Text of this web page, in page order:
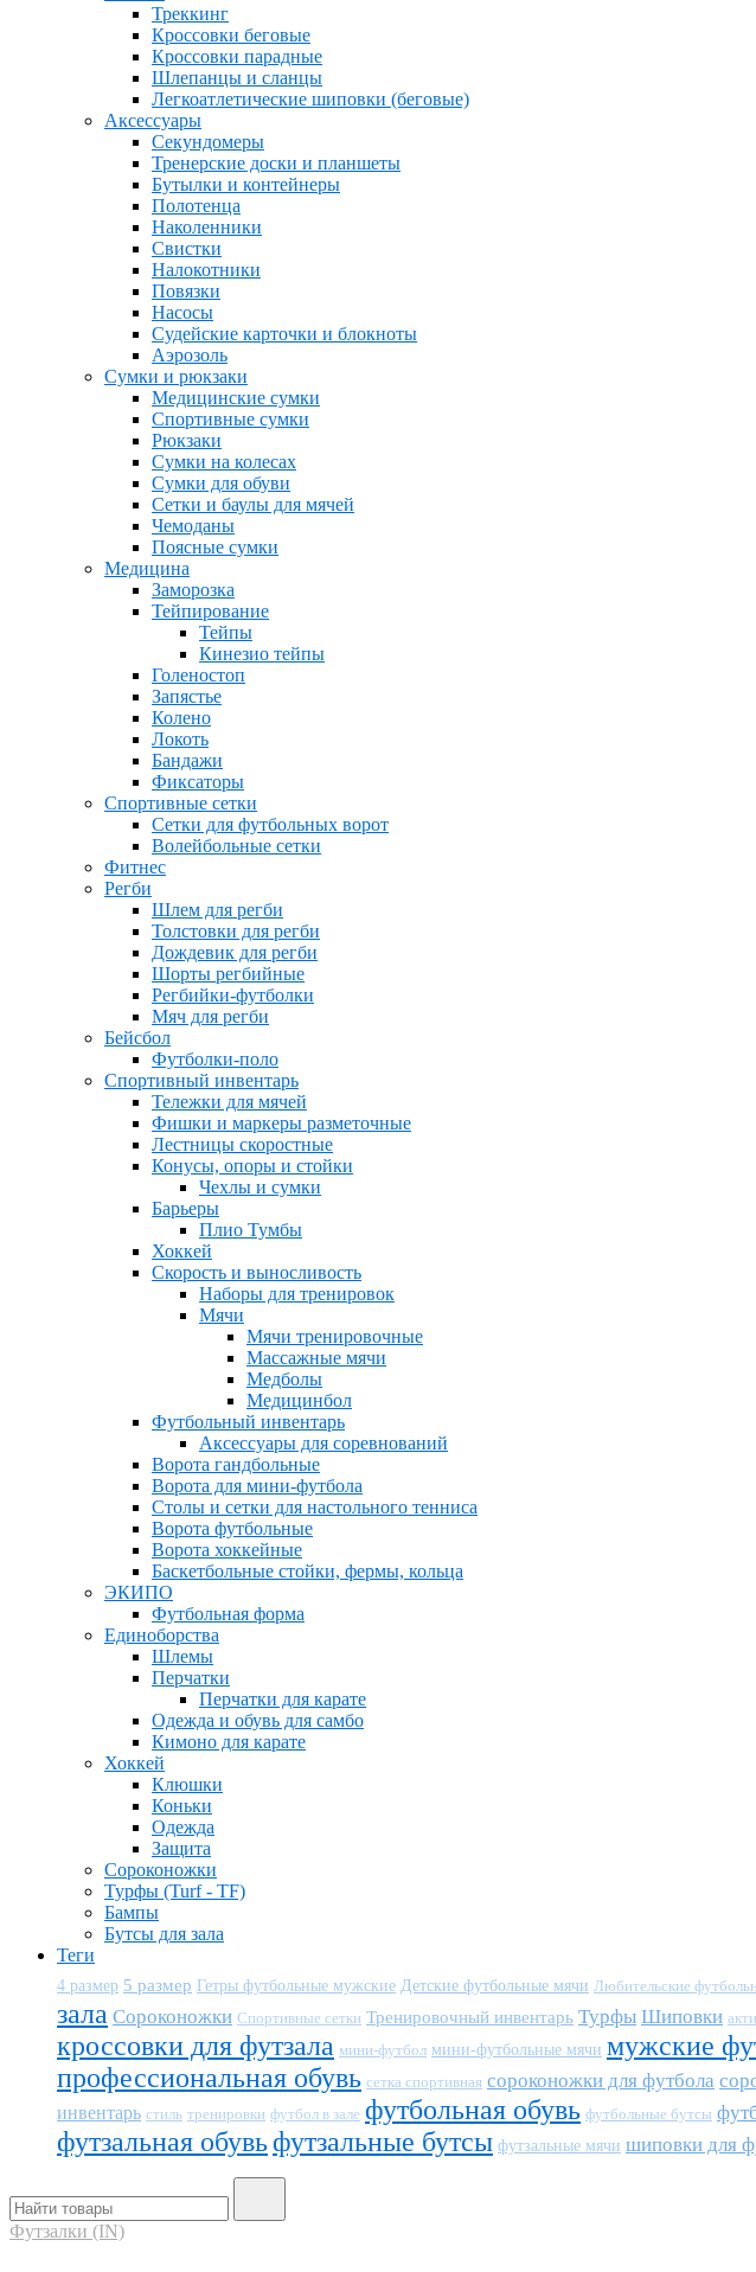
Треккинг
Кроссовки беговые
Кроссовки парадные
Шлепанцы и сланцы
Легкоатлетические шиповки (беговые)
Аксессуары
Секундомеры
Тренерские доски и планшеты
Бутылки и контейнеры
Полотенца
Наколенники
Свистки
Налокотники
Повязки
Насосы
Судейские карточки и блокноты
Аэрозоль
Сумки и рюкзаки
Медицинские сумки
Спортивные сумки
Рюкзаки
Сумки на колесах
Сумки для обуви
Сетки и баулы для мячей
Чемоданы
Поясные сумки
Медицина
Заморозка
Тейпирование
Тейпы
Кинезио тейпы
Голеностоп
Запястье
Колено
Локоть
Бандажи
Фиксаторы
Спортивные сетки
Сетки для футбольных ворот
Волейбольные сетки
Фитнес
Регби
Шлем для регби
Толстовки для регби
Дождевик для регби
Шорты регбийные
Регбийки-футболки
Мяч для регби
Бейсбол
Футболки-поло
Спортивный инвентарь
Тележки для мячей
Фишки и маркеры разметочные
Лестницы скоростные
Конусы, опоры и стойки
Чехлы и сумки
Барьеры
Плио Тумбы
Хоккей
Скорость и выносливость
Наборы для тренировок
Мячи
Мячи тренировочные
Массажные мячи
Медболы
Медицинбол
Футбольный инвентарь
Аксессуары для соревнований
Ворота гандбольные
Ворота для мини-футбола
Столы и сетки для настольного тенниса
Ворота футбольные
Ворота хоккейные
Баскетбольные стойки, фермы, кольца
ЭКИПО
Футбольная форма
Единоборства
Шлемы
Перчатки
Перчатки для карате
Одежда и обувь для самбо
Кимоно для карате
Хоккей
Клюшки
Коньки
Одежда
Защита
Сороконожки
Турфы (Turf - TF)
Бампы
Бутсы для зала
Теги
4 размер 5 размер Гетры футбольные мужские Детские футбольные мячи Любительские
зала Сороконожки Спортивные сетки Тренировочный инвентарь Турфы Шиповки
кроссовки для футзала мини-футбол мини-футбольные мячи мужские
профессиональная обувь сетка спортивная сороконожки для футбола
инвентарь стиль тренировки футбол в зале футбольная обувь футбольные бутсы
футзальная обувьфутзальные бутсы футзальные мячи шиповки для
Футзалки (IN)